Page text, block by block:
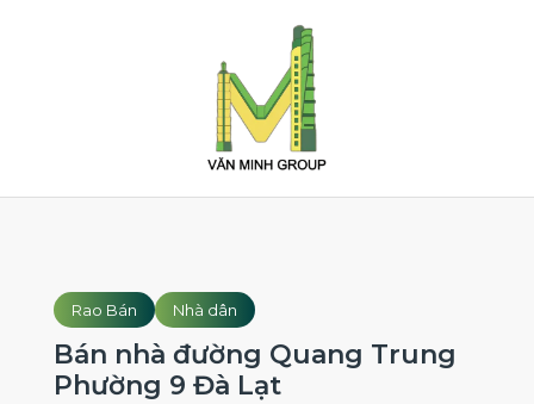
Rao Bán Nhà dân
Bán nhà đường Quang Trung
Phường 9 Đà Lạt